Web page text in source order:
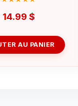
14.99 $
AU PANIER